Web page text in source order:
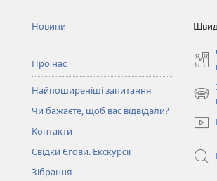
Новини
Про нас
Найпоширеніші запитання
Чи бажаєте, щоб вас відвідали?
Контакти
Свідки Єгови. Екскурсії
Зібрання